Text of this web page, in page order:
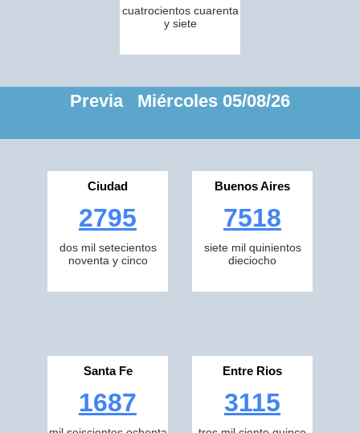
cuatrocientos cuarenta
y siete
Previa Miércoles 05/08/26
Ciudad
2795
dos mil setecientos
noventa y cinco
Buenos Aires
7518
siete mil quinientos
dieciocho
Santa Fe
1687
Entre Rios
3115